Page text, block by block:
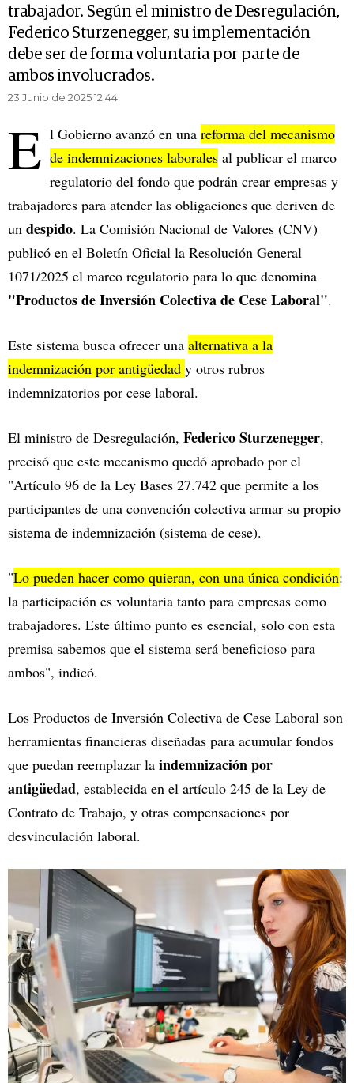
trabajador. Según el ministro de Desregulación,
Federico Sturzenegger, su implementación
debe ser de forma voluntaria por parte de
ambos involucrados.
23 Junio de 2025 12.44
E l Gobierno avanzó en una reforma del mecanismo
de indemnizaciones laborales al publicar el marco
regulatorio del fondo que podrán crear empresas y
trabajadores para atender las obligaciones que deriven de
un despido. La Comisión Nacional de Valores (CNV)
publicó en el Boletín Oficial la Resolución General
1071/2025 el marco regulatorio para lo que denomina
"Productos de Inversión Colectiva de Cese Laboral".
Este sistema busca ofrecer una alternativa a la
indemnización por antigüedad y otros rubros
indemnizatorios por cese laboral.
El ministro de Desregulación, Federico Sturzenegger,
precisó que este mecanismo quedó aprobado por el
"Artículo 96 de la Ley Bases 27.742 que permite a los
participantes de una convención colectiva armar su propio
sistema de indemnización (sistema de cese).
"Lo pueden hacer como quieran, con una única condición:
la participación es voluntaria tanto para empresas como
trabajadores. Este último punto es esencial, solo con esta
premisa sabemos que el sistema será beneficioso para
ambos", indicó.
Los Productos de Inversión Colectiva de Cese Laboral son
herramientas financieras diseñadas para acumular fondos
que puedan reemplazar la indemnización por
antigüedad, establecida en el artículo 245 de la Ley de
Contrato de Trabajo, y otras compensaciones por
desvinculación laboral.